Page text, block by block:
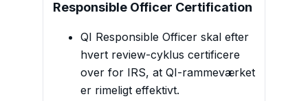
Responsible Officer Certification
QI Responsible Officer skal efter
hvert review-cyklus certificere
over for IRS, at QI-rammeværket
er rimeligt effektivt.